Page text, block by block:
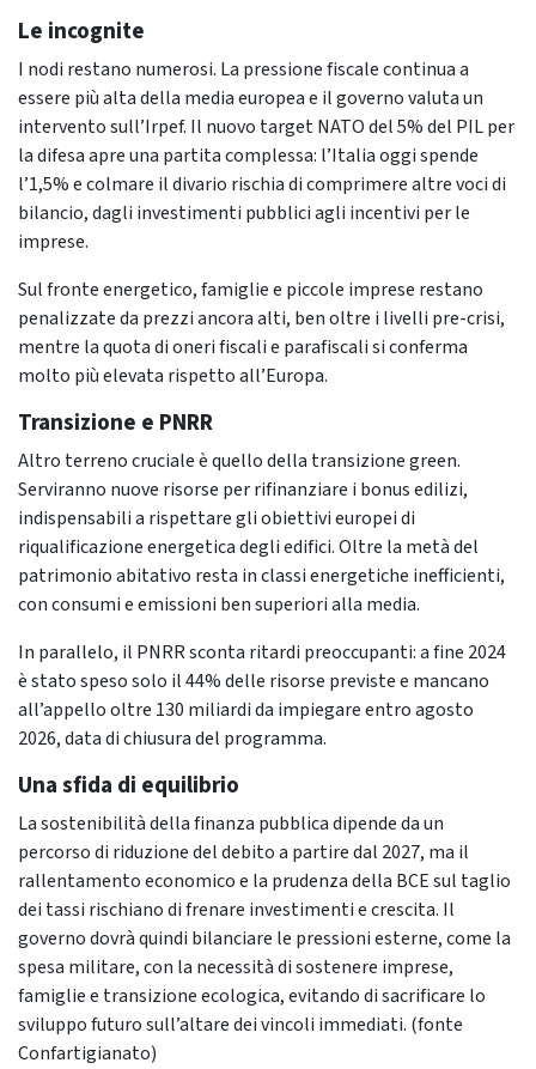
Le incognite
I nodi restano numerosi. La pressione fiscale continua a
essere più alta della media europea e il governo valuta un
intervento sull’Irpef. Il nuovo target NATO del 5% del PIL per
la difesa apre una partita complessa: l’Italia oggi spende
l’1,5% e colmare il divario rischia di comprimere altre voci di
bilancio, dagli investimenti pubblici agli incentivi per le
imprese.
Sul fronte energetico, famiglie e piccole imprese restano
penalizzate da prezzi ancora alti, ben oltre i livelli pre-crisi,
mentre la quota di oneri fiscali e parafiscali si conferma
molto più elevata rispetto all’Europa.
Transizione e PNRR
Altro terreno cruciale è quello della transizione green.
Serviranno nuove risorse per rifinanziare i bonus edilizi,
indispensabili a rispettare gli obiettivi europei di
riqualificazione energetica degli edifici. Oltre la metà del
patrimonio abitativo resta in classi energetiche inefficienti,
con consumi e emissioni ben superiori alla media.
In parallelo, il PNRR sconta ritardi preoccupanti: a fine 2024
è stato speso solo il 44% delle risorse previste e mancano
all’appello oltre 130 miliardi da impiegare entro agosto
2026, data di chiusura del programma.
Una sfida di equilibrio
La sostenibilità della finanza pubblica dipende da un
percorso di riduzione del debito a partire dal 2027, ma il
rallentamento economico e la prudenza della BCE sul taglio
dei tassi rischiano di frenare investimenti e crescita. Il
governo dovrà quindi bilanciare le pressioni esterne, come la
spesa militare, con la necessità di sostenere imprese,
famiglie e transizione ecologica, evitando di sacrificare lo
sviluppo futuro sull’altare dei vincoli immediati. (fonte
Confartigianato)